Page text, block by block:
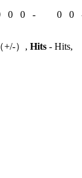
0 0 - 0 0
+/-）, Hits - Hits,